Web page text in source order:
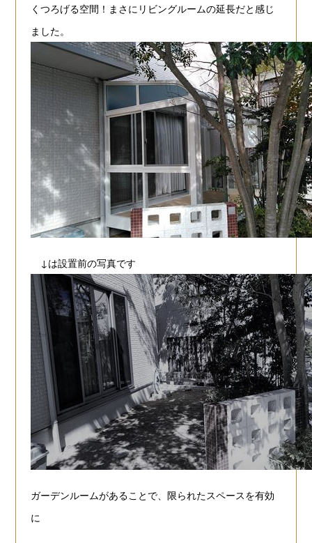
くつろげる空間！まさにリビングルームの延長だと感じ
ました。
↓は設置前の写真です
ガーデンルームがあることで、限られたスペースを有効
に